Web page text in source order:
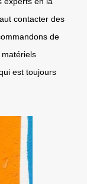
contacter des
de
est toujours